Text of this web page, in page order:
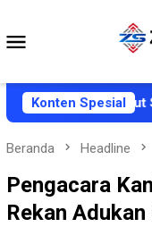
konten
Konten Spesial
Pemkab Halut
Beranda Headline
Pengacara
Rekan